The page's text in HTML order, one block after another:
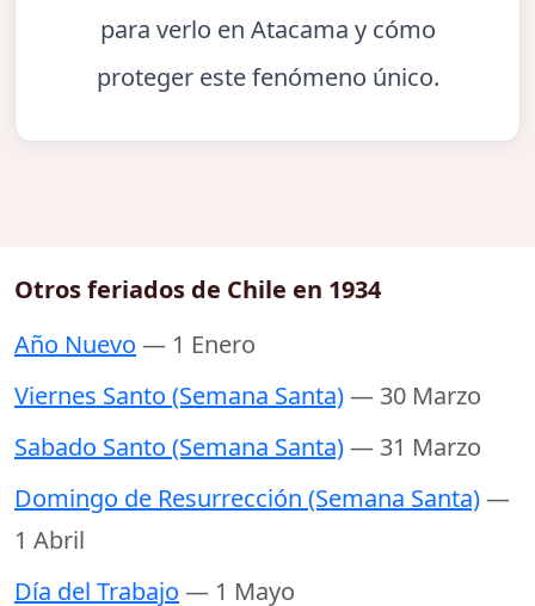
para verlo en Atacama y cómo
proteger este fenómeno único.
Otros feriados de Chile en 1934
Año Nuevo — 1 Enero
Viernes Santo (Semana Santa)— 30 Marzo
Sabado Santo (Semana Santa)— 31 Marzo
Domingo de Resurrección (Semana Santa)—
1 Abril
Día del Trabajo — 1 Mayo